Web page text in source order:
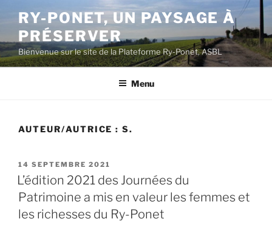
contenu
principal
RY-PONET, UN PAYSAGE À
PRÉSERVER
Bienvenue sur le site de la Plateforme Ry-Ponet, ASBL
Menu
AUTEUR/AUTRICE :S.
PUBLIÉ
LE
14 SEPTEMBRE 2021
L’édition 2021 des Journées du
Patrimoine a mis en valeur les femmes et
les richesses du Ry-Ponet